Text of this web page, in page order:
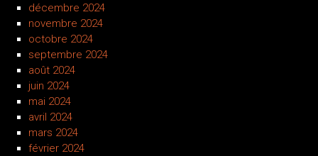
décembre 2024
novembre 2024
octobre 2024
septembre 2024
août 2024
juin 2024
mai 2024
avril 2024
mars 2024
février 2024